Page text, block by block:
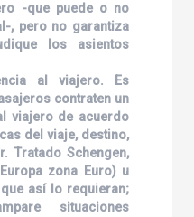
-que puede o no
, pero no garantiza
los asientos
al viajero. Es
contraten un
viajero de acuerdo
del viaje, destino,
Tratado Schengen,
zona Euro) u
así lo requieran;
situaciones